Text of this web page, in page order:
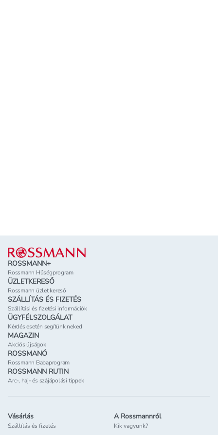
Lábléc
ROSSMANN+
Rossmann Hűségprogram
ÜZLETKERESŐ
Rossmann üzlet kereső
SZÁLLÍTÁS ÉS FIZETÉS
Szállítási és fizetési információk
ÜGYFÉLSZOLGÁLAT
Kérdés esetén segítünk neked
MAGAZIN
Akciós újságok
ROSSMANÓ
Rossmann Babaprogram
ROSSMANN RUTIN
Arc-, haj- és szájápolási tippek
Vásárlás
Szállítás és fizetés
A Rossmannról
Kik vagyunk?